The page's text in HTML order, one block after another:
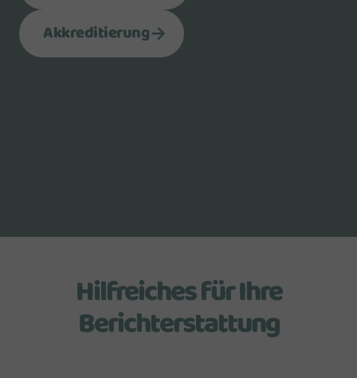
Akkreditierung
Hilfreiches für Ihre
Berichterstattung